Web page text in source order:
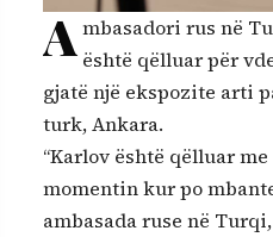
A mbasadori rus në
është qëlluar për
gjatë një ekspozite arti
turk, Ankara.
“Karlov është qëlluar
momentin kur po
ambasada ruse në